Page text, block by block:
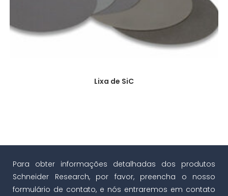
Lixa de SiC
Para obter informações detalhadas dos produtos
Schneider Research, por favor, preencha o nosso
formulário de contato, e nós entraremos em contato